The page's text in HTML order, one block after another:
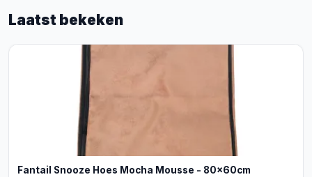
Laatst bekeken
Fantail Snooze Hoes Mocha Mousse - 80x60cm